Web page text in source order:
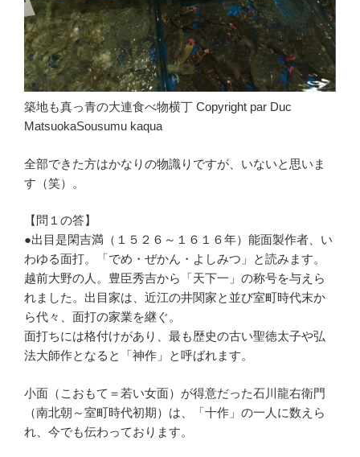
築地も真っ青の大連食べ物横丁 Copyright par Duc
MatsuokaSousumu kaqua
全部できた方はかなりの物識りですが、いないと思いま
す（笑）。
【問１の答】
●出目是閑吉満（１５２６～１６１６年）能面製作者、い
わゆる面打。「でめ・ぜかん・よしみつ」と読みます。
越前大野の人。豊臣秀吉から「天下一」の称号を与えら
れました。出目家は、近江の井関家と並び室町時代末か
ら代々、面打の家業を継ぐ。
面打ちには格付けがあり、最も歴史の古い聖徳太子や弘
法大師作となると「神作」と呼ばれます。
小面（こおもて＝若い女面）が得意だった石川龍右衛門
（南北朝～室町時代初期）は、「十作」の一人に数えら
れ、今でも伝わっております。